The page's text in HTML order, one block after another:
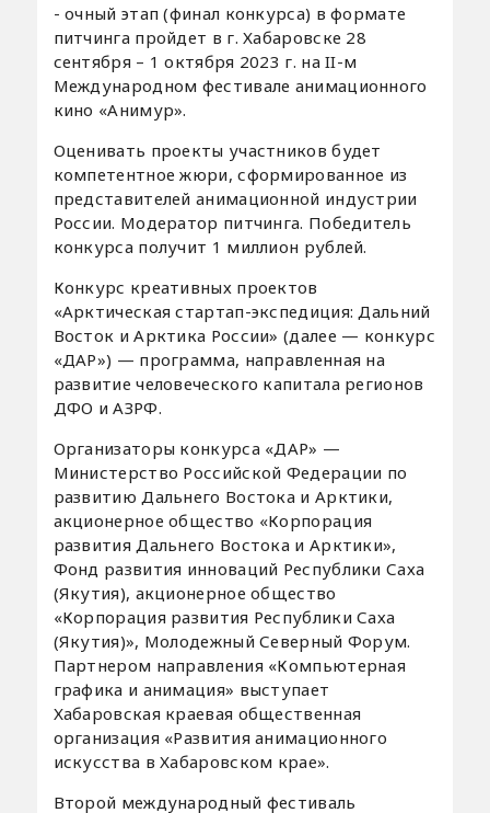
- очный этап (финал конкурса) в формате
питчинга пройдет в г. Хабаровске 28
сентября – 1 октября 2023 г. на II-м
Международном фестивале анимационного
кино «Анимур».
Оценивать проекты участников будет
компетентное жюри, сформированное из
представителей анимационной индустрии
России. Модератор питчинга. Победитель
конкурса получит 1 миллион рублей.
Конкурс креативных проектов
«Арктическая стартап-экспедиция: Дальний
Восток и Арктика России» (далее — конкурс
«ДАР») — программа, направленная на
развитие человеческого капитала регионов
ДФО и АЗРФ.
Организаторы конкурса «ДАР» —
Министерство Российской Федерации по
развитию Дальнего Востока и Арктики,
акционерное общество «Корпорация
развития Дальнего Востока и Арктики»,
Фонд развития инноваций Республики Саха
(Якутия), акционерное общество
«Корпорация развития Республики Саха
(Якутия)», Молодежный Северный Форум.
Партнером направления «Компьютерная
графика и анимация» выступает
Хабаровская краевая общественная
организация «Развития анимационного
искусства в Хабаровском крае».
Второй международный фестиваль